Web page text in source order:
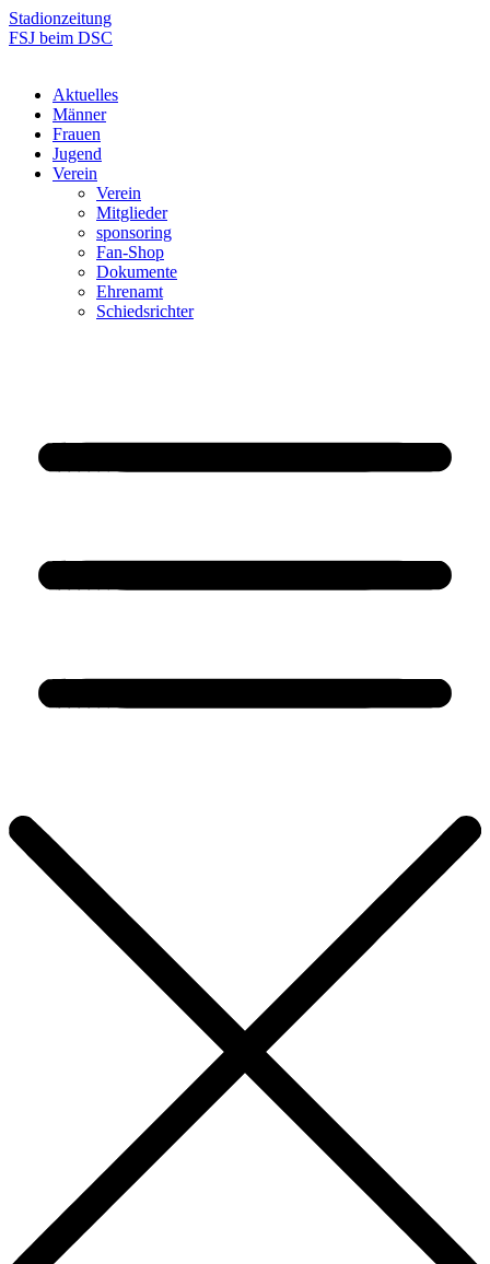
Zum
Inhalt
Stadionzeitung
FSJ beim DSC
Aktuelles
Männer
Frauen
Jugend
Verein
Verein
Mitglieder
sponsoring
Fan-Shop
Dokumente
Ehrenamt
Schiedsrichter